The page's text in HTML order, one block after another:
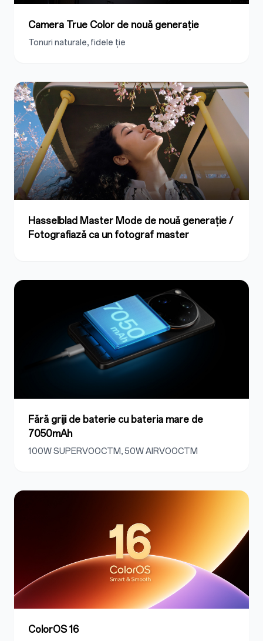
Camera True Color de nouă generație
Tonuri naturale, fidele ție
Hasselblad Master Mode de nouă generație /
Fotografiază ca un fotograf master
Fără griji de baterie cu bateria mare de
7050mAh
100W SUPERVOOCTM, 50W AIRVOOCTM
ColorOS 16